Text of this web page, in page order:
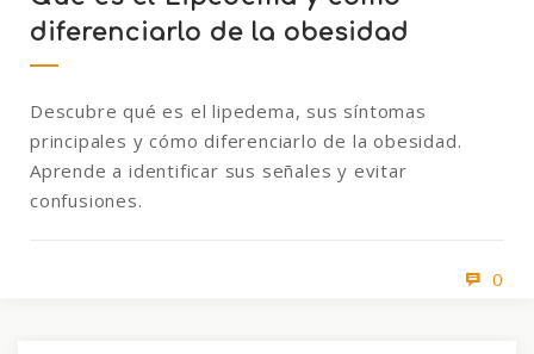
diferenciarlo de la obesidad
Descubre qué es el lipedema, sus síntomas
principales y cómo diferenciarlo de la obesidad.
Aprende a identificar sus señales y evitar
confusiones.
0